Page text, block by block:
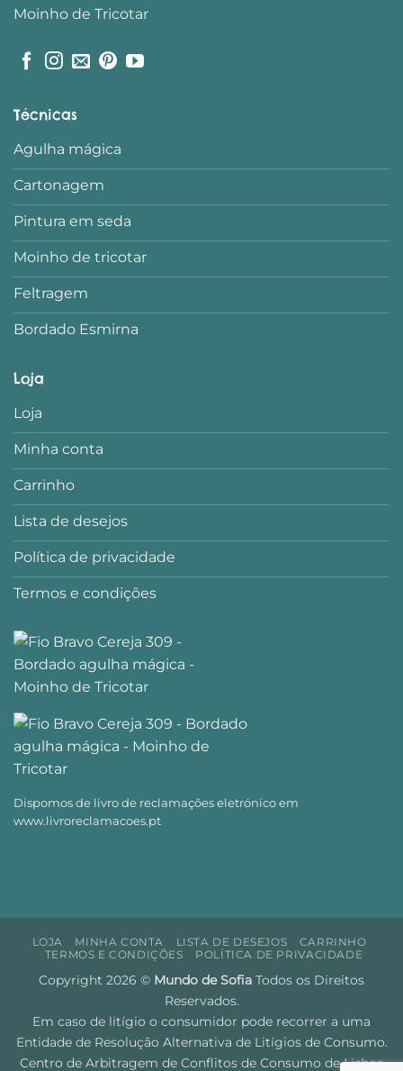
Técnicas
Agulha mágica
Cartonagem
Pintura em seda
Moinho de tricotar
Feltragem
Bordado Esmirna
Loja
Loja
Minha conta
Carrinho
Lista de desejos
Política de privacidade
Termos e condições
Dispomos de livro de reclamações eletrónico em
www.livroreclamacoes.pt
LOJA MINHA CONTA LISTA DE DESEJOS
CARRINHO
TERMOS E CONDIÇÕES
POLÍTICA DE PRIVACIDADE
Copyright 2026 © Mundo de Sofia Todos os Direitos
Reservados.
Em caso de litígio o consumidor pode recorrer a uma
Entidade de Resolução Alternativa de Litígios de Consumo.
Centro de Arbitragem de Conflitos de Consumo de Lisboa